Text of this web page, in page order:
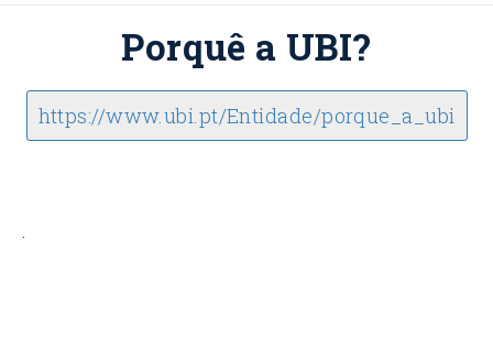
Porquê a UBI?
https://www.ubi.pt/Entidade/porque_a_ubi
.